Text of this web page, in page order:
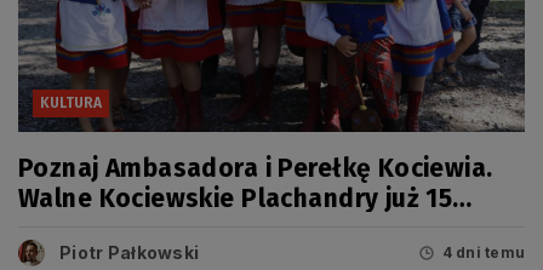
KULTURA
Poznaj Ambasadora i Perełkę Kociewia.
Walne Kociewskie Plachandry już 15
Piotr Pałkowski 4 dni temu